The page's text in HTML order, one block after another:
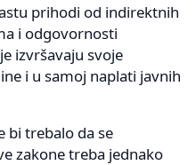
prihodi od indirektnih
i odgovornosti
izvršavaju svoje
i u samoj naplati javnih
bi trebalo da se
zakone treba jednako